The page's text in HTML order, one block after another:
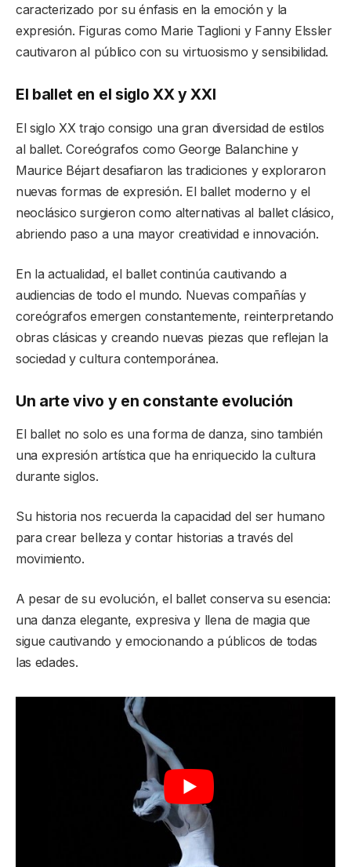
caracterizado por su énfasis en la emoción y la
expresión. Figuras como Marie Taglioni y Fanny Elssler
cautivaron al público con su virtuosismo y sensibilidad.
El ballet en el siglo XX y XXI
El siglo XX trajo consigo una gran diversidad de estilos
al ballet. Coreógrafos como George Balanchine y
Maurice Béjart desafiaron las tradiciones y exploraron
nuevas formas de expresión. El ballet moderno y el
neoclásico surgieron como alternativas al ballet clásico,
abriendo paso a una mayor creatividad e innovación.
En la actualidad, el ballet continúa cautivando a
audiencias de todo el mundo. Nuevas compañías y
coreógrafos emergen constantemente, reinterpretando
obras clásicas y creando nuevas piezas que reflejan la
sociedad y cultura contemporánea.
Un arte vivo y en constante evolución
El ballet no solo es una forma de danza, sino también
una expresión artística que ha enriquecido la cultura
durante siglos.
Su historia nos recuerda la capacidad del ser humano
para crear belleza y contar historias a través del
movimiento.
A pesar de su evolución, el ballet conserva su esencia:
una danza elegante, expresiva y llena de magia que
sigue cautivando y emocionando a públicos de todas
las edades.